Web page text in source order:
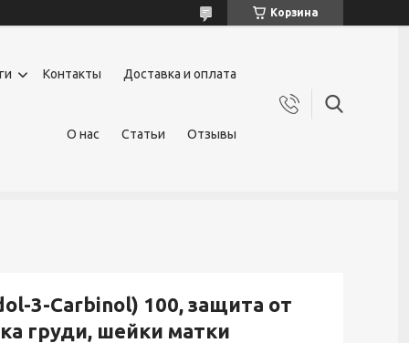
Корзина
Контакты Доставка и оплата
О нас Статьи Отзывы
3-Carbinol) 100, защита от
груди, шейки матки